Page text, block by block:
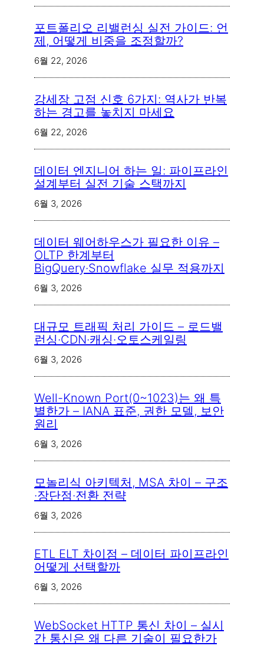
포트폴리오 리밸런싱 실전 가이드: 언
제, 어떻게 비중을 조정할까?
6월 22, 2026
강세장 고점 신호 6가지: 역사가 반복
하는 경고를 놓치지 마세요
6월 22, 2026
데이터 엔지니어 하는 일: 파이프라인
설계부터 실전 기술 스택까지
6월 3, 2026
데이터 웨어하우스가 필요한 이유 –
OLTP 한계부터
BigQuery·Snowflake 실무 적용까지
6월 3, 2026
대규모 트래픽 처리 가이드 – 로드밸
런싱·CDN·캐싱·오토스케일링
6월 3, 2026
Well-Known Port(0~1023)는 왜 특
별한가 – IANA 표준, 권한 모델, 보안
원리
6월 3, 2026
모놀리식 아키텍처, MSA 차이 – 구조
·장단점·전환 전략
6월 3, 2026
ETL ELT 차이점 – 데이터 파이프라인
어떻게 선택할까
6월 3, 2026
WebSocket HTTP 통신 차이 – 실시
간 통신은 왜 다른 기술이 필요한가